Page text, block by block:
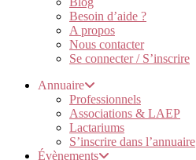
Besoin d’aide ?
A propos
Nous contacter
Se connecter / S’inscrire
Annuaire
Professionnels
Associations & LAEP
Lactariums
S’inscrire dans l’annuaire
Évènements